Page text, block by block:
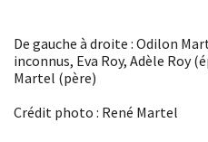
De gauche à droite : Odilon
inconnus, Eva Roy, Adèle Roy
Martel (père)
Crédit photo : René Martel